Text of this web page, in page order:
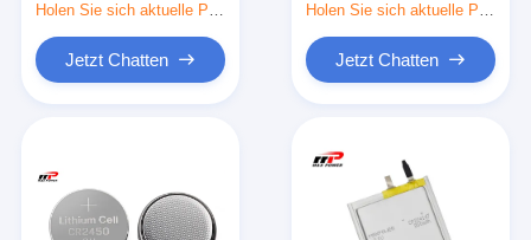
Über uns
Holen Sie sich aktuelle Preis
Jetzt Chatten
Holen Sie sich aktuelle Preis
Jetzt Chatten